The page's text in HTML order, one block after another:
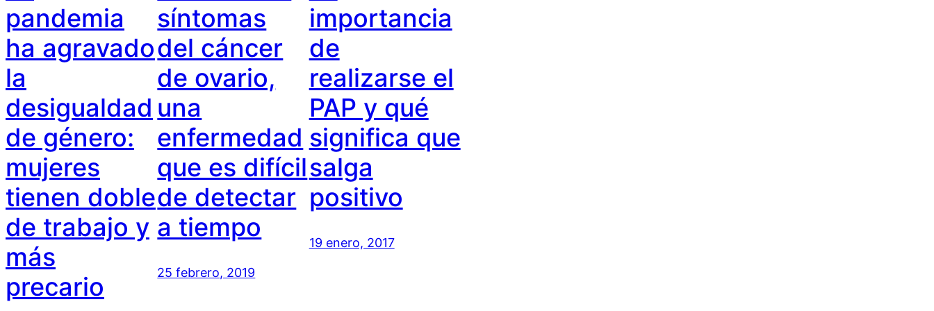
pandemia
ha agravado
la
desigualdad
de género:
mujeres
tienen doble
de trabajo y
más
precario
síntomas
del cáncer
de ovario,
una
enfermedad
que es difícil
de detectar
a tiempo
25 febrero, 2019
importancia
de
realizarse el
PAP y qué
significa que
salga
positivo
19 enero, 2017